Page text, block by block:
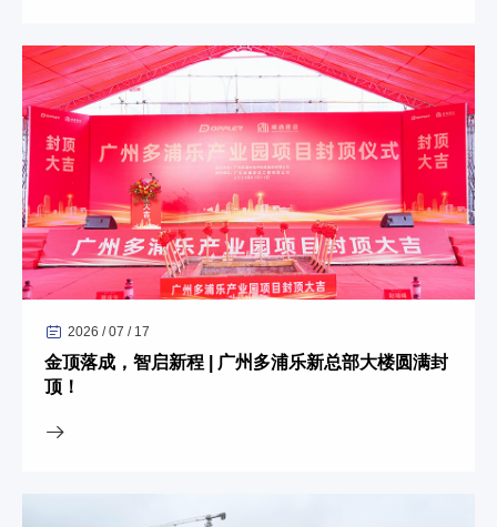
2026 / 07 / 17
金顶落成，智启新程 | 广州多浦乐新总部大楼圆满封
顶！